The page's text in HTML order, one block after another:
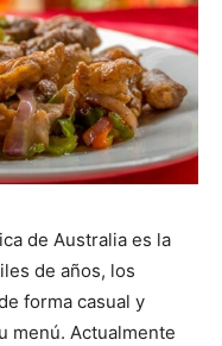
de Australia es la
de años, los
forma casual y
menú. Actualmente